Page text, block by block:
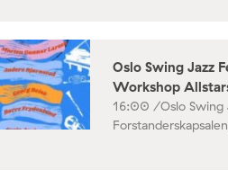
Oslo Swing Jazz
Workshop
16:00 /Oslo Swing